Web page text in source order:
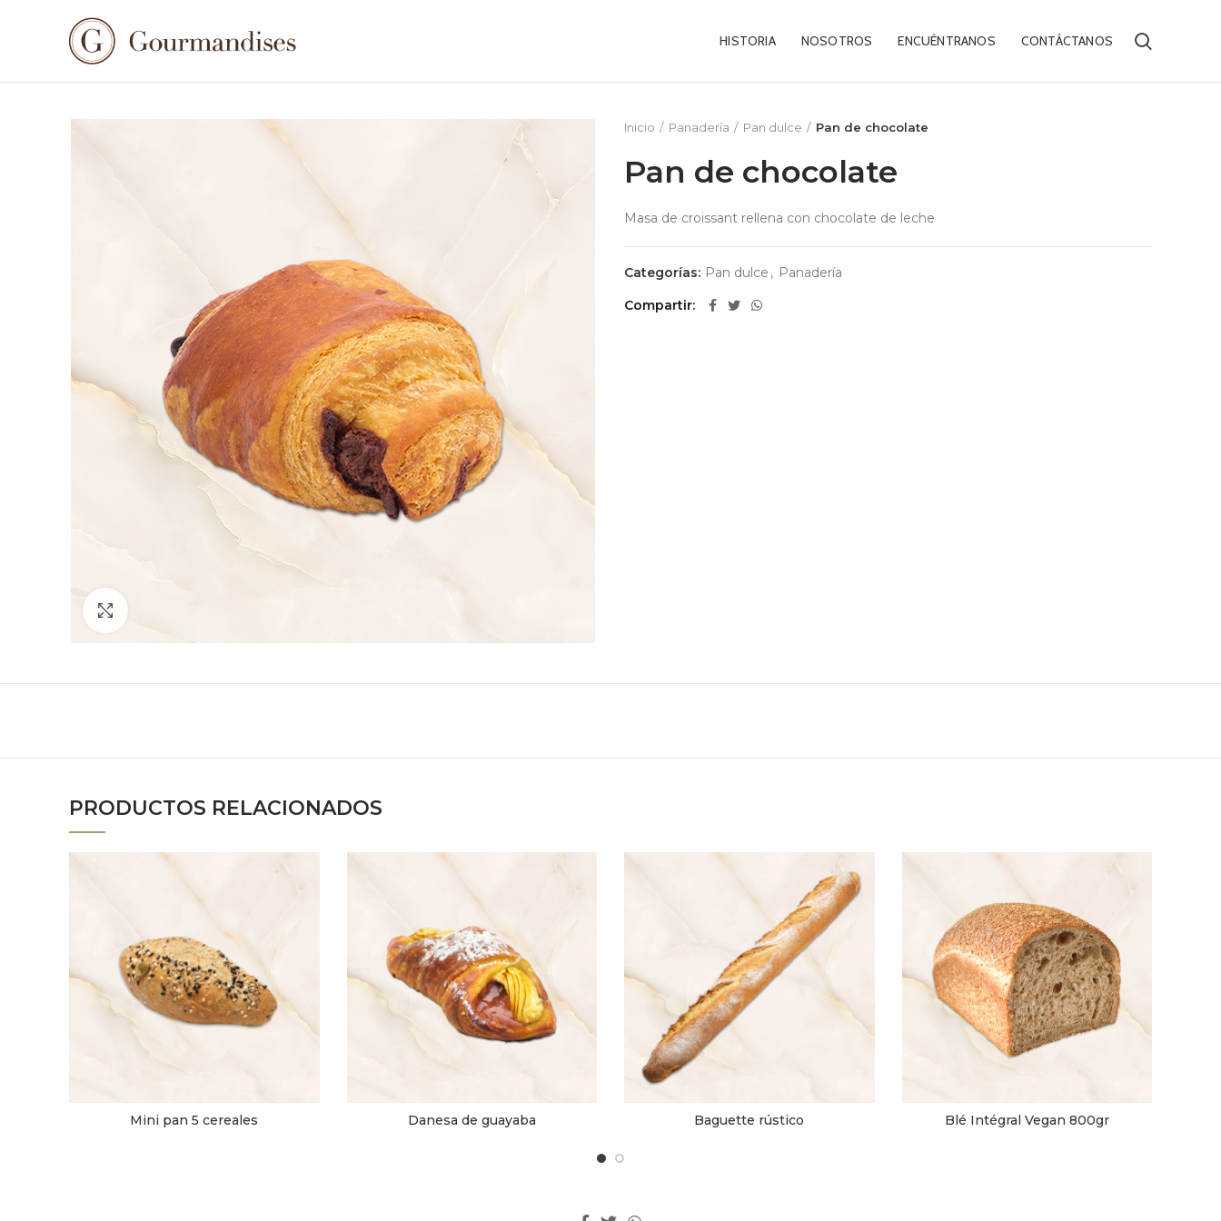
HISTORIA NOSOTROS ENCUÉNTRANOS CONTÁCTANOS
Inicio Panadería Pan dulce Pan de chocolate
Pan de chocolate
Masa de croissant rellena con chocolate de leche
Categorías: Pan dulce , Panadería
Compartir
PRODUCTOS RELACIONADOS
Mini pan 5 cereales Danesa de guayaba Baguette rústico Blé Intégral Vegan 800gr